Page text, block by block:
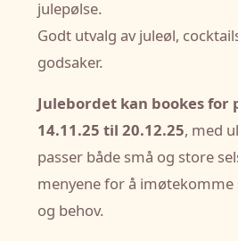
julepølse.
Godt utvalg av juleøl,
godsaker.
Julebordet kan bookes for
14.11.25 til 20.12.25, med
passer både små og store
menyene for å imøtekomme
og behov.